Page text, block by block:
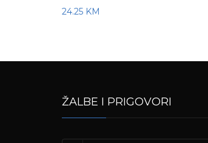
24.25 KM
ŽALBE I PRIGOVORI